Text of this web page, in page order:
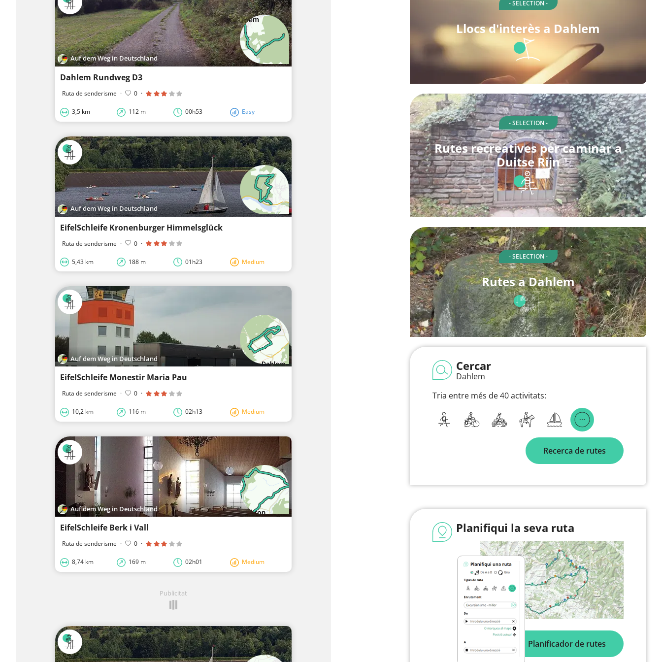
Auf dem Weg in Deutschland
Dahlem Rundweg D3
Ruta de senderisme · 0 ·
3,5 km 112 m 00h53 Easy
Auf dem Weg in Deutschland
EifelSchleife Kronenburger Himmelsglück
Ruta de senderisme · 0 ·
5,43 km 188 m 01h23 Medium
Auf dem Weg in Deutschland
EifelSchleife Monestir Maria Pau
Ruta de senderisme · 0 ·
10,2 km 116 m 02h13 Medium
Auf dem Weg in Deutschland
EifelSchleife Berk i Vall
Ruta de senderisme · 0 ·
8,74 km 169 m 02h01 Medium
Publicitat
- SELECTION -
Llocs d'interès a Dahlem
- SELECTION -
Rutes recreatives per caminar a
Duitse Rijn
- SELECTION -
Rutes a Dahlem
Cercar
Dahlem
Tria entre més de 40 activitats:
Recerca de rutes
Planifiqui la seva ruta
Planificador de rutes